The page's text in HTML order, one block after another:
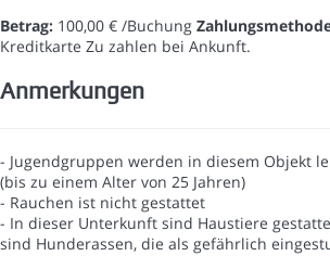
Betrag: 100,00 € /Buchung
Kreditkarte Zu zahlen bei Ankunft.
Anmerkungen
- Jugendgruppen werden in diesem Objekt
(bis zu einem Alter von 25 Jahren)
- Rauchen ist nicht gestattet
- In dieser Unterkunft sind Haustiere
sind Hunderassen, die als gefährlich